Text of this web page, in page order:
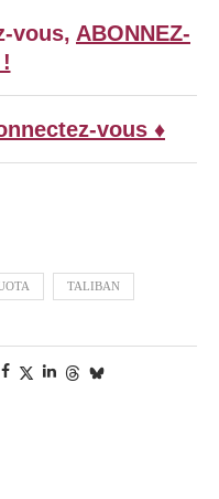
vous, ABONNEZ-
vous ♦
TALIBAN